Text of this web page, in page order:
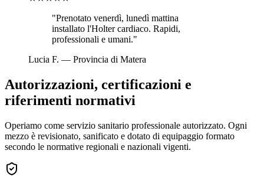
"Prenotato venerdì, lunedì mattina
installato l'Holter cardiaco. Rapidi,
professionali e umani."
Lucia F. — Provincia di Matera
Autorizzazioni, certificazioni e
riferimenti normativi
Operiamo come servizio sanitario professionale autorizzato. Ogni
mezzo è revisionato, sanificato e dotato di equipaggio formato
secondo le normative regionali e nazionali vigenti.